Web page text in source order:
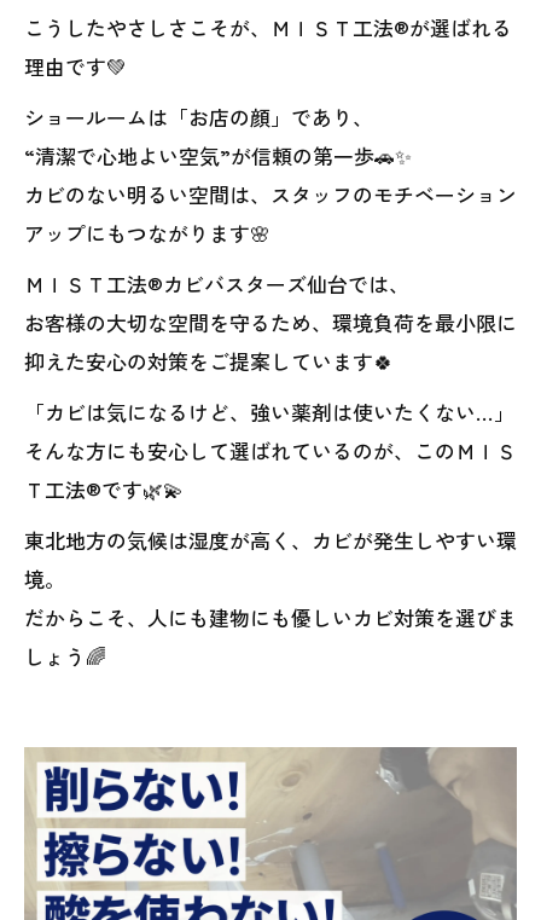
こうしたやさしさこそが、ＭＩＳＴ工法®が選ばれる
理由です💚
ショールームは「お店の顔」であり、
“清潔で心地よい空気”が信頼の第一歩🚗✨
カビのない明るい空間は、スタッフのモチベーション
アップにもつながります🌸
ＭＩＳＴ工法®カビバスターズ仙台では、
お客様の大切な空間を守るため、環境負荷を最小限に
抑えた安心の対策をご提案しています🍀
「カビは気になるけど、強い薬剤は使いたくない…」
そんな方にも安心して選ばれているのが、このＭＩＳ
Ｔ工法®です🌿💫
東北地方の気候は湿度が高く、カビが発生しやすい環
境。
だからこそ、人にも建物にも優しいカビ対策を選びま
しょう🌈